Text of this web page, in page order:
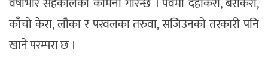
काँचो केरा, लौका र परवलका तरुवा, सजिउनको तरकारी पनि
खाने परम्परा छ ।